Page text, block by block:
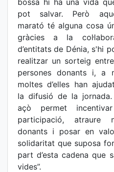
bossa hi ha una vida
pot salvar. Però
marató té alguna cosa
gràcies a la
d’entitats de Dénia, s'hi
realitzar un sorteig
persones donants i, a
moltes d’elles han
la difusió de la
açò permet
participació, atraure
donants i posar en
solidaritat que suposa
part d’esta cadena que
vides”.